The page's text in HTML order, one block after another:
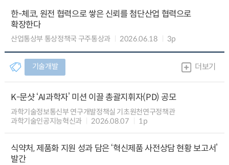
한-체코, 원전 협력으로 쌓은 신뢰를 첨단산업 협력으로
확장한다
산업통상부 통상정책국 구주통상과 2026.06.18 3p
기술개발 더보기
K-문샷 ‘AI과학자’ 미션 이끌 총괄지휘자(PD) 공모
과학기술정보통신부 연구개발정책실 기초원천연구정책관
과학기술인공지능혁신과
2026.08.07 1p
식약처, 제품화 지원 성과 담은 ‘혁신제품 사전상담 현황 보고서’
발간